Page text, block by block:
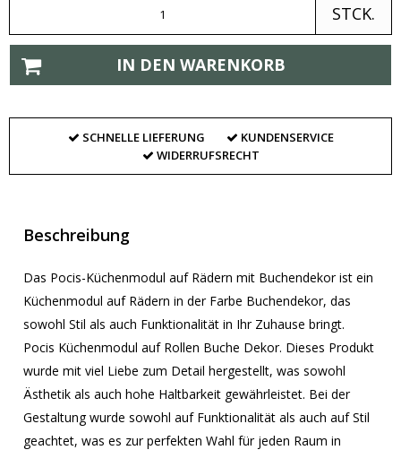
STCK.
IN DEN WARENKORB
SCHNELLE LIEFERUNG
KUNDENSERVICE
WIDERRUFSRECHT
Beschreibung
Das Pocis-Küchenmodul auf Rädern mit Buchendekor ist ein
Küchenmodul auf Rädern in der Farbe Buchendekor, das
sowohl Stil als auch Funktionalität in Ihr Zuhause bringt.
Pocis Küchenmodul auf Rollen Buche Dekor. Dieses Produkt
wurde mit viel Liebe zum Detail hergestellt, was sowohl
Ästhetik als auch hohe Haltbarkeit gewährleistet. Bei der
Gestaltung wurde sowohl auf Funktionalität als auch auf Stil
geachtet, was es zur perfekten Wahl für jeden Raum in